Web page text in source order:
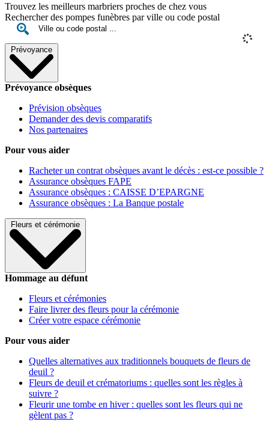
Trouvez les meilleurs marbriers proches de chez vous
Rechercher des pompes funèbres par ville ou code postal
Prévoyance
Prévoyance obsèques
Prévision obsèques
Demander des devis comparatifs
Nos partenaires
Pour vous aider
Racheter un contrat obsèques avant le décès : est-ce possible ?
Assurance obsèques FAPE
Assurance obsèques : CAISSE D’EPARGNE
Assurance obsèques : La Banque postale
Fleurs et cérémonie
Hommage au défunt
Fleurs et cérémonies
Faire livrer des fleurs pour la cérémonie
Créer votre espace cérémonie
Pour vous aider
Quelles alternatives aux traditionnels bouquets de fleurs de
deuil ?
Fleurs de deuil et crématoriums : quelles sont les règles à
suivre ?
Fleurir une tombe en hiver : quelles sont les fleurs qui ne
gèlent pas ?